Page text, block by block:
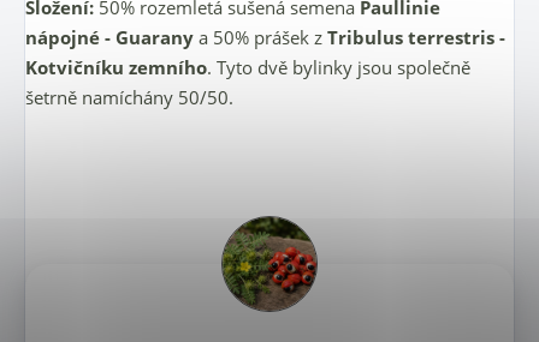
Složení: 50% rozemletá sušená semena Paullinie
nápojné - Guarany a 50% prášek z Tribulus terrestris -
Kotvičníku zemního. Tyto dvě bylinky jsou společně
šetrně namíchány 50/50.